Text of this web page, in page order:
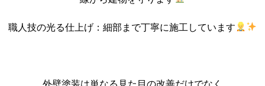
職人技の光る仕上げ：細部まで丁寧に施工しています
外壁塗装は単なる見た目の改善だけでなく